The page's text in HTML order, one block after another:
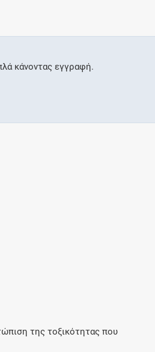
κάνοντας εγγραφή.
της τοξικότητας που